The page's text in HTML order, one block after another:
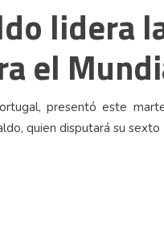
lidera
el
presentó este
quien disputará su sexto